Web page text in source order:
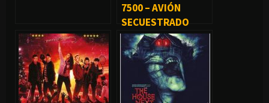
7500 – AVIÓN
SECUESTRADO
(2020)